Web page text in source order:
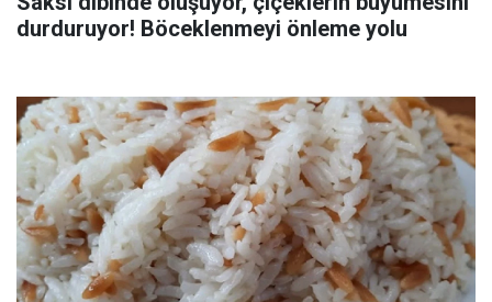
durduruyor! Böceklenmeyi önleme yolu